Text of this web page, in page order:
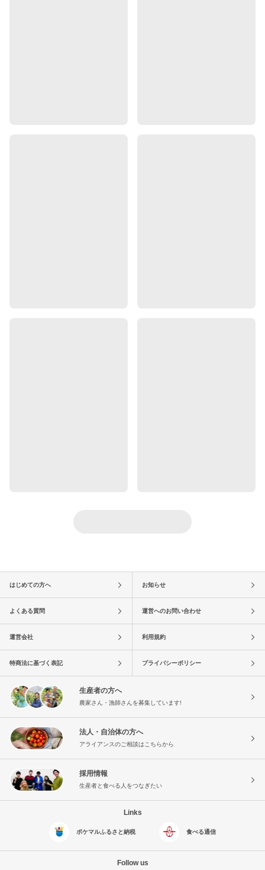
はじめての方へ お知らせ
よくある質問 運営へのお問い合わせ
運営会社 利用規約
特商法に基づく表記 プライバシーポリシー
生産者の方へ
農家さん・漁師さんを募集しています!
法人・自治体の方へ
アライアンスのご相談はこちらから
採用情報
生産者と食べる人をつなぎたい
Links
ポケマルふるさと納税 食べる通信
Follow us